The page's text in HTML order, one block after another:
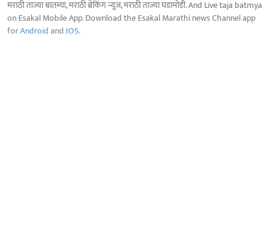
मराठी ताज्या बातम्या, मराठी ब्रेकिंग न्यूज, मराठी ताज्या घडामोडी. And Live taja batmya
on Esakal Mobile App. Download the Esakal Marathi news Channel app
forAndroidand IOS.